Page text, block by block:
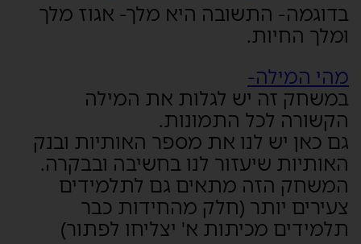
בדוגמה- התשובה היא מלך- אגוז מלך
ומלך החיות.
מהי המילה-
במשחק זה יש לגלות את המילה
הקשורה לכל התמונות.
גם כאן יש לנו את מספר האותיות ובנק
האותיות שיעזור לנו בחשיבה ובבקרה.
המשחק הזה מתאים גם לתלמידים
צעירים יותר (חלק מהחידות כבר
תלמידים מכיתות א' יצליחו לפתור)